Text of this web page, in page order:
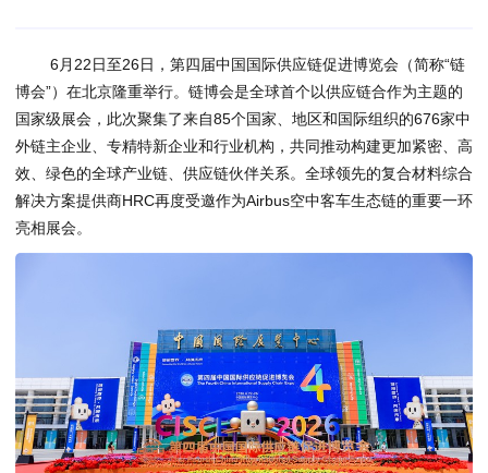
6月22日至26日，第四届中国国际供应链促进博览会（简称“链
博会”）在北京隆重举行。链博会是全球首个以供应链合作为主题的
国家级展会，此次聚集了来自85个国家、地区和国际组织的676家中
外链主企业、专精特新企业和行业机构，共同推动构建更加紧密、高
效、绿色的全球产业链、供应链伙伴关系。全球领先的复合材料综合
解决方案提供商HRC再度受邀作为Airbus空中客车生态链的重要一环
亮相展会。